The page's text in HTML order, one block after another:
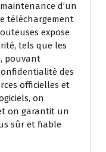
d’un
téléchargement
expose
tels que les
pouvant
des
officielles et
on
on garantit un
sûr et fiable